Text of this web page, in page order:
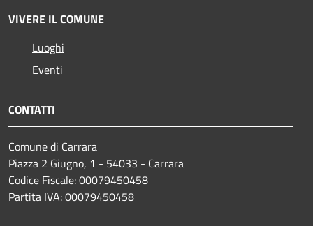
VIVERE IL COMUNE
Luoghi
Eventi
CONTATTI
Comune di Carrara
Piazza 2 Giugno, 1 - 54033 - Carrara
Codice Fiscale: 00079450458
Partita IVA: 00079450458